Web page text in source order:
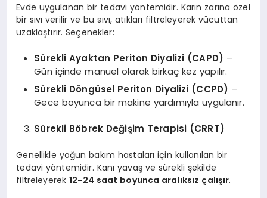
Evde uygulanan bir tedavi yöntemidir. Karın zarına özel
bir sıvı verilir ve bu sıvı, atıkları filtreleyerek vücuttan
uzaklaştırır. Seçenekler:
Sürekli Ayaktan Periton Diyalizi (CAPD) –
Gün içinde manuel olarak birkaç kez yapılır.
Sürekli Döngüsel Periton Diyalizi (CCPD) –
Gece boyunca bir makine yardımıyla uygulanır.
Sürekli Böbrek Değişim Terapisi (CRRT)
Genellikle yoğun bakım hastaları için kullanılan bir
tedavi yöntemidir. Kanı yavaş ve sürekli şekilde
filtreleyerek12-24 saat boyunca aralıksız çalışır.